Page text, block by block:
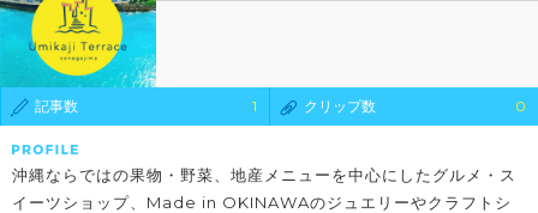
記事数 1 クリップ数 0
沖縄ならではの果物・野菜、地産メニューを中心にしたグルメ・ス
イーツショップ、Made in OKINAWAのジュエリーやクラフトシ